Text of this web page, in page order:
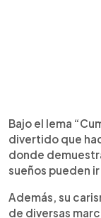
Bajo el lema
divertido que
donde
sueños pueden
Además, su
de diversas